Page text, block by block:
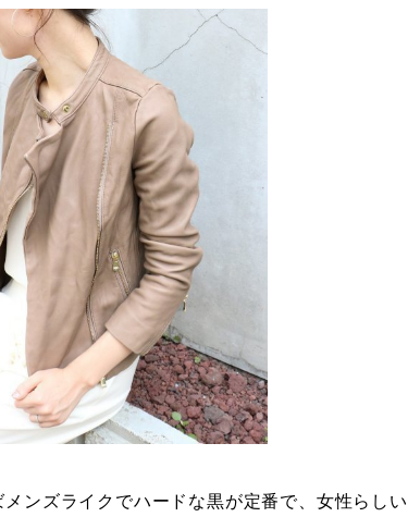
ンズライクでハードな黒が定番で、女性らしい